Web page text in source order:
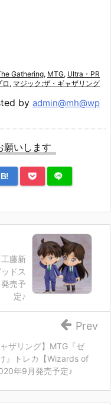
Gathering, MTG, Ultra・PR
ロ, マジック:ザ・ギャザリング
by admin@mh@wp
願いします
B!
工藤新
ドス
売予
定♪
ザリング】MTG『ゼ
』トレカ【Wizards of
年9月発売予定♪
Prev